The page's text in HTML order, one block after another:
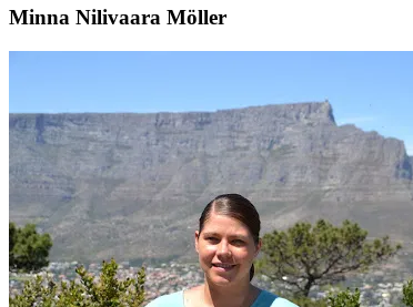
Minna Nilivaara Möller